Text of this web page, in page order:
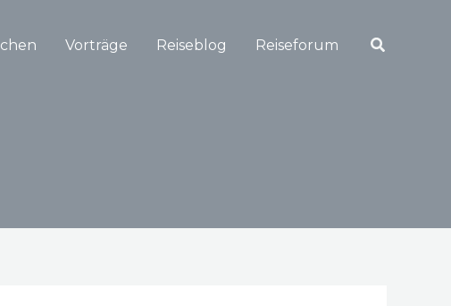
Vorträge Reiseblog Reiseforum Suchen